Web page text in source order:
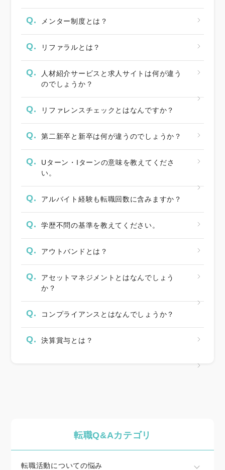
Q. メンター制度とは？
Q. リファラルとは？
Q.
人材紹介サービスと求人サイトは何が違う
のでしょうか？
Q. リファレンスチェックとはなんですか？
Q. 第二新卒と新卒は何が違うのでしょうか？
Q.
Uターン・Iターンの意味を教えてくださ
い。
Q. アルバイト経験も転職回数に含みますか？
Q. 学歴不問の基準を教えてください。
Q. アウトバンドとは？
Q.
アセットマネジメントとはなんでしょう
か？
Q. コンプライアンスとはなんでしょうか？
Q. 決算賞与とは？
転職Q&Aカテゴリ
転職活動についての悩み